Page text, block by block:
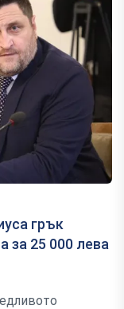
грък
за 25 000 лева